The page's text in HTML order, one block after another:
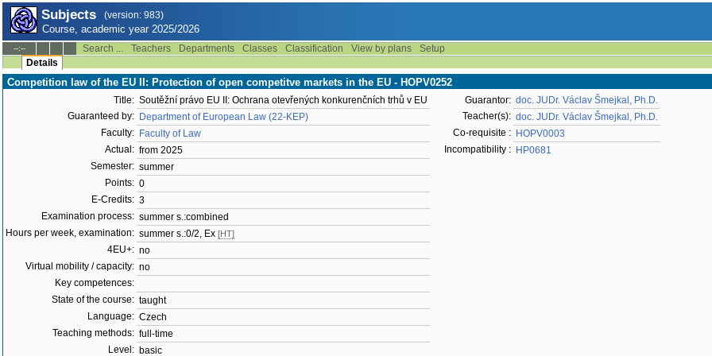
Subjects (version: 983)
Course, academic year 2025/2026
--:-- Search ... Teachers Departments Classes Classification View by plans
Setup
Details
Competition law of the EU II: Protection of open competitve markets in the EU - HOPV0252
Title: Soutěžní právo EU II: Ochrana otevřených konkurenčních trhů v EU
Guaranteed by: Department of European Law (22-KEP)
Faculty: Faculty of Law
Actual: from 2025
Semester: summer
Points: 0
E-Credits: 3
Examination process: summer s.:combined
Hours per week, examination: summer s.:0/2, Ex [HT]
4EU+: no
Virtual mobility / capacity: no
Key competences:
State of the course: taught
Language: Czech
Teaching methods: full-time
Level: basic
Guarantor: doc. JUDr. Václav Šmejkal, Ph.D.
Teacher(s): doc. JUDr. Václav Šmejkal, Ph.D.
Co-requisite : HOPV0003
Incompatibility : HP0681